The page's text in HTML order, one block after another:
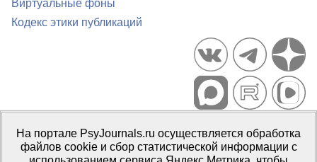
Виртуальные фоны
Кодекс этики публикаций
Портал психологических изданий PsyJournals.ru, 2007–2026
Правила использования материалов
Свидетельство регистрации СМИЭл № ФС77-66447 от 14 июля
На портале PsyJournals.ru осуществляется обработка
файлов cookie и сбор статистической информации с